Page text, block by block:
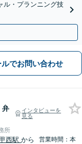
ル・プランニング技
ルでお問い合わせ
弁
インタビューを
見る
所
西駅から
営業時間：本